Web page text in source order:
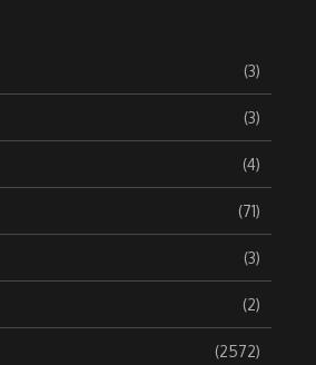
(3)
(3)
(4)
(71)
(3)
(2)
(2572)